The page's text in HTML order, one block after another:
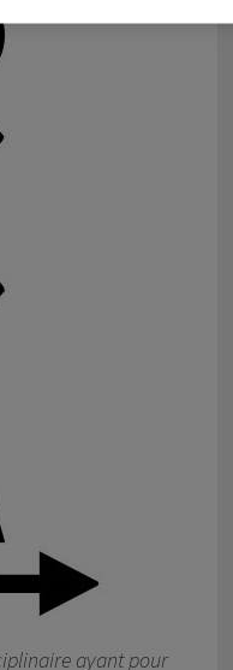
ayant pour